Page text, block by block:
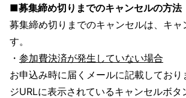
■募集締め切りまでのキャンセルの方法
募集締め切りまでのキャンセルは、キ
す。
・ 参加費決済が発生していない場合
お申込み時に届くメールに記載しており
ジURLに表示されているキャンセルボタ